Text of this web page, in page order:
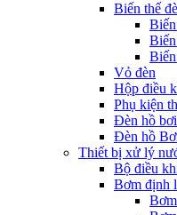
Biến thế
Vỏ đèn
Hộp điều
Phụ kiện
Đèn hồ
Đèn hồ
Thiết bị xử lý
Bộ điều
Bơm định